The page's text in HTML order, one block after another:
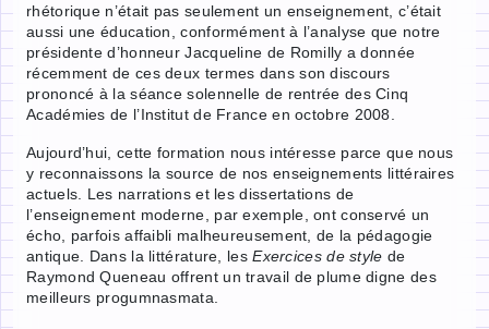
rhétorique n’était pas seulement un enseignement, c’était
aussi une éducation, conformément à l’analyse que notre
présidente d’honneur Jacqueline de Romilly a donnée
récemment de ces deux termes dans son discours
prononcé à la séance solennelle de rentrée des Cinq
Académies de l’Institut de France en octobre 2008.
Aujourd’hui, cette formation nous intéresse parce que nous
y reconnaissons la source de nos enseignements littéraires
actuels. Les narrations et les dissertations de
l’enseignement moderne, par exemple, ont conservé un
écho, parfois affaibli malheureusement, de la pédagogie
antique. Dans la littérature, lesExercices de style de
Raymond Queneau offrent un travail de plume digne des
meilleurs progumnasmata.